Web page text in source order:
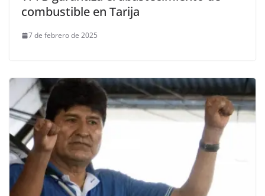
combustible en Tarija
7 de febrero de 2025